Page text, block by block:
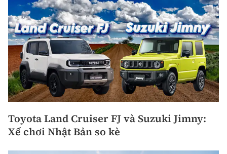
Toyota Land Cruiser FJ và Suzuki Jimny:
Xế chơi Nhật Bản so kè